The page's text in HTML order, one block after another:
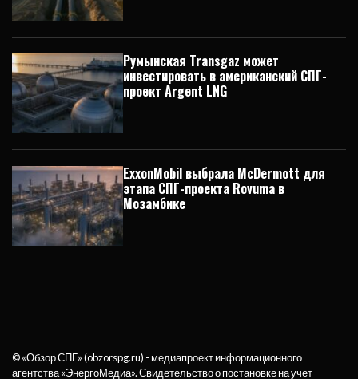
Румынская Transgaz может
инвестировать в американский СПГ-
проект Argent LNG
ExxonMobil выбрала McDermott для
этапа СПГ-проекта Rovuma в
Мозамбике
© «Обзор СПГ» (obzorspg.ru) - медиапроект информационного
агентства«ЭнергоМедиа». Свидетельство о постановке на учет